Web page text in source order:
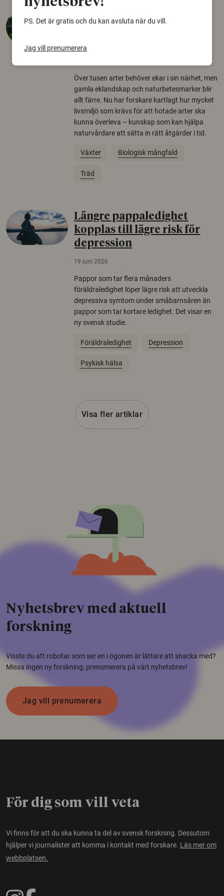
Så mycket eklandskap
Över tusen arter behöver ekar i sin närhet, men
gamla eklandskap och naturbetesmarker blir
allt färre. Nu har forskare kartlagt hur mycket
livsmiljö som krävs för att hotade arter ska
kunna överleva – kunskap som kan hjälpa
naturvårdare att sätta in rätt åtgärder i tid.
Växter Biologisk mångfald
Träd
Längre pappaledighet
kopplas till lägre risk för
depression
19 juni 2026
Pappor som tar flera månaders
föräldraledighet löper lägre risk att utveckla
depressiva symtom under småbarnsåren än
pappor som tar kortare ledighet. Det visar en
ny svensk studie.
Föräldraledighet Depression
Psykisk hälsa
Visa fler artiklar
Nyhetsbrev med aktuell
forskning
Visste du att robotar som ser en i ögonen är lättare att snacka med?
Missa ingen ny forskning, prenumerera på vårt nyhetsbrev!
Jag vill prenumerera
För dig som vill veta
Vi finns för att du ska kunna ta del av svensk forskning. Dessutom
hjälper vi journalister att komma i kontakt med forskare. Läs mer om
webbplatsen.
PS. Det är gratis och du kan avsluta när du vill.
Jag vill prenumerera